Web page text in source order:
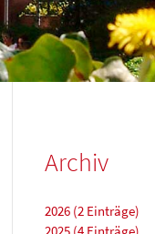
Archiv
2026 (2 Einträge)